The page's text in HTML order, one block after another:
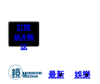
訂閱
紙本雜
誌
最新 娛樂
快訊